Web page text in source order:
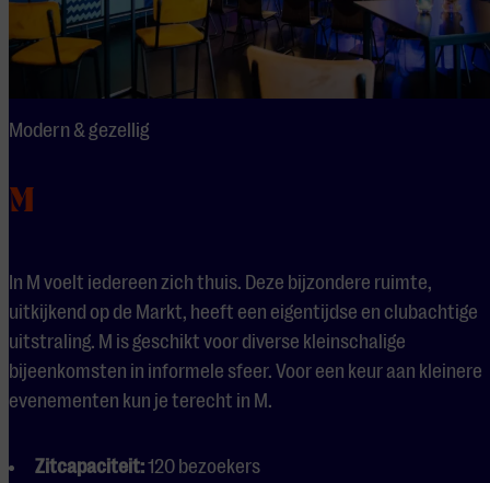
M
Modern & gezellig
In M voelt iedereen zich thuis. Deze bijzondere ruimte,
uitkijkend op de Markt, heeft een eigentijdse en clubachtige
uitstraling. M is geschikt voor diverse kleinschalige
bijeenkomsten in informele sfeer. Voor een keur aan kleinere
evenementen kun je terecht in M.
Zitcapaciteit:120 bezoekers